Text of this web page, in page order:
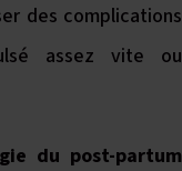
des complications
assez vite ou
du post-partum